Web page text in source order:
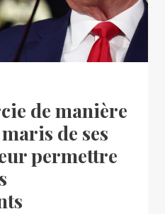
de manière
de ses
permettre